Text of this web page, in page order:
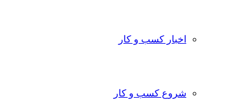
اخبار کسب و کار
شروع کسب و کار